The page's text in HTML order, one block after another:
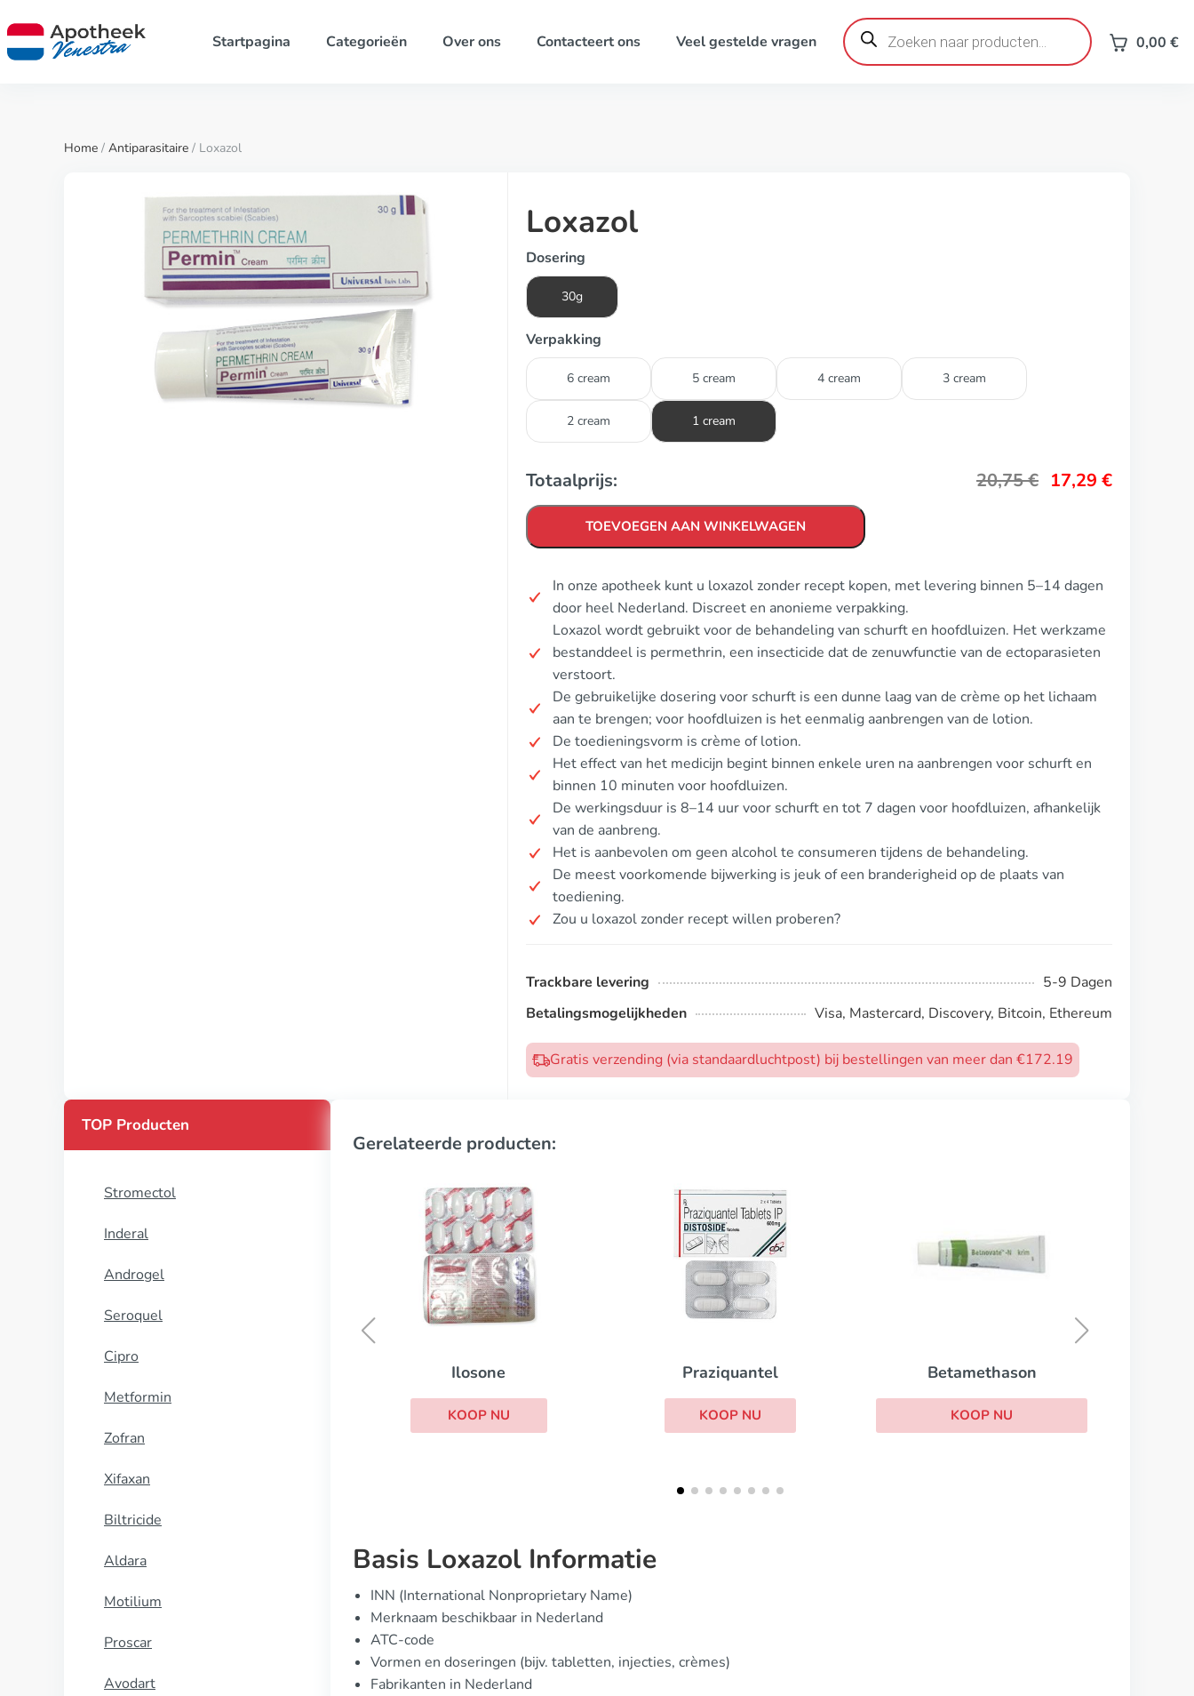
Startpagina Categorieën Over ons Contacteert ons Veel gestelde vragen
Producten
zoeken 0,00 €
Home / Antiparasitaire / Loxazol
Loxazol
Dosering
30g
Verpakking
6 cream 5 cream 4 cream 3 cream
2 cream 1 cream
Totaalprijs: 20,75€ 17,29 €
TOEVOEGEN AAN WINKELWAGEN
In onze apotheek kunt u loxazol zonder recept kopen, met levering binnen 5–14 dagen
door heel Nederland. Discreet en anonieme verpakking.
Loxazol wordt gebruikt voor de behandeling van schurft en hoofdluizen. Het werkzame
bestanddeel is permethrin, een insecticide dat de zenuwfunctie van de ectoparasieten
verstoort.
De gebruikelijke dosering voor schurft is een dunne laag van de crème op het lichaam
aan te brengen; voor hoofdluizen is het eenmalig aanbrengen van de lotion.
De toedieningsvorm is crème of lotion.
Het effect van het medicijn begint binnen enkele uren na aanbrengen voor schurft en
binnen 10 minuten voor hoofdluizen.
De werkingsduur is 8–14 uur voor schurft en tot 7 dagen voor hoofdluizen, afhankelijk
van de aanbreng.
Het is aanbevolen om geen alcohol te consumeren tijdens de behandeling.
De meest voorkomende bijwerking is jeuk of een branderigheid op de plaats van
toediening.
Zou u loxazol zonder recept willen proberen?
Trackbare levering
5-9 Dagen
Betalingsmogelijkheden
Visa, Mastercard, Discovery, Bitcoin, Ethereum
Gratis verzending (via standaardluchtpost) bij bestellingen van meer dan €172.19
TOP Producten
Stromectol
Inderal
Androgel
Seroquel
Cipro
Metformin
Zofran
Xifaxan
Biltricide
Aldara
Motilium
Proscar
Avodart
Gerelateerde producten:
Praziquantel
KOOP NU
Betamethason
KOOP NU
Basis Loxazol Informatie
INN (International Nonproprietary Name)
Merknaam beschikbaar in Nederland
ATC-code
Vormen en doseringen (bijv. tabletten, injecties, crèmes)
Fabrikanten in Nederland